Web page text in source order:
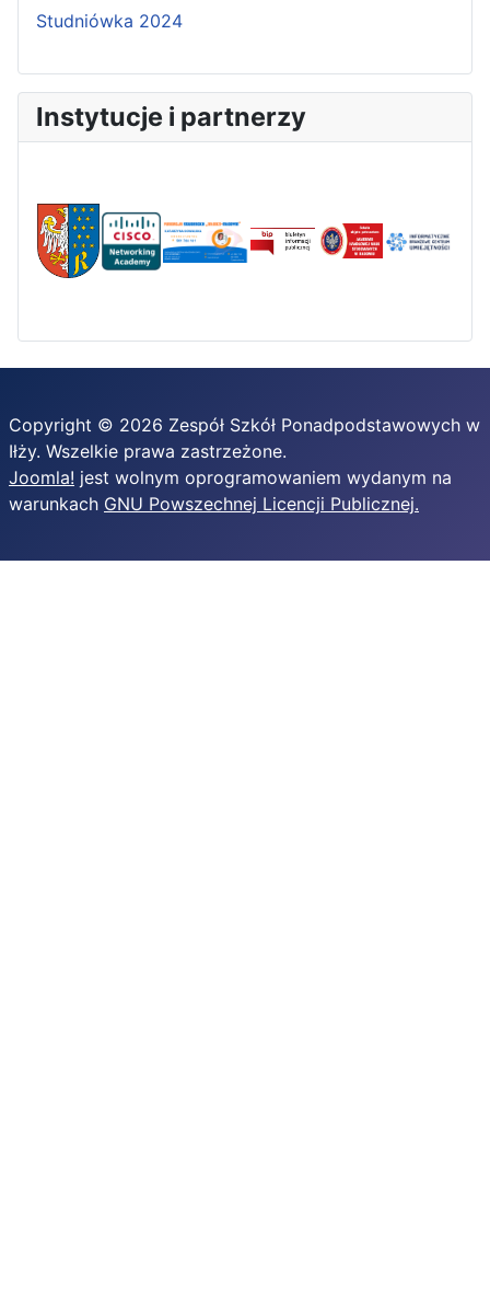
Studniówka 2024
Instytucje i partnerzy
Copyright © 2026 Zespół Szkół Ponadpodstawowych w
Iłży. Wszelkie prawa zastrzeżone.
Joomla! jest wolnym oprogramowaniem wydanym na
warunkach GNU Powszechnej Licencji Publicznej.